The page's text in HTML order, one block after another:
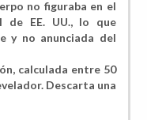
no figuraba en el
de EE. UU., lo que
y no anunciada del
calculada entre 50
Descarta una